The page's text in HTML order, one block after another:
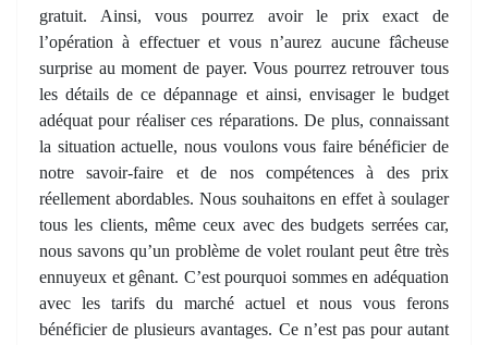
gratuit. Ainsi, vous pourrez avoir le prix exact de
l’opération à effectuer et vous n’aurez aucune fâcheuse
surprise au moment de payer. Vous pourrez retrouver tous
les détails de ce dépannage et ainsi, envisager le budget
adéquat pour réaliser ces réparations. De plus, connaissant
la situation actuelle, nous voulons vous faire bénéficier de
notre savoir-faire et de nos compétences à des prix
réellement abordables. Nous souhaitons en effet à soulager
tous les clients, même ceux avec des budgets serrées car,
nous savons qu’un problème de volet roulant peut être très
ennuyeux et gênant. C’est pourquoi sommes en adéquation
avec les tarifs du marché actuel et nous vous ferons
bénéficier de plusieurs avantages. Ce n’est pas pour autant